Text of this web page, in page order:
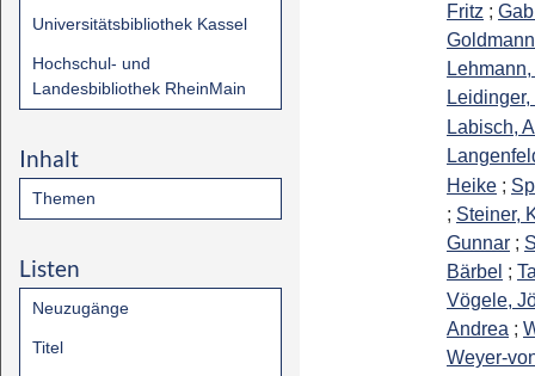
Universitätsbibliothek Kassel
Hochschul- und
Landesbibliothek RheinMain
Inhalt
Themen
Listen
Neuzugänge
Titel
Fritz ;
Labisch,
Heike ;
; Steiner,
Gunnar ;
Bärbel ;
Vögele,
Andrea ;
Weyer-